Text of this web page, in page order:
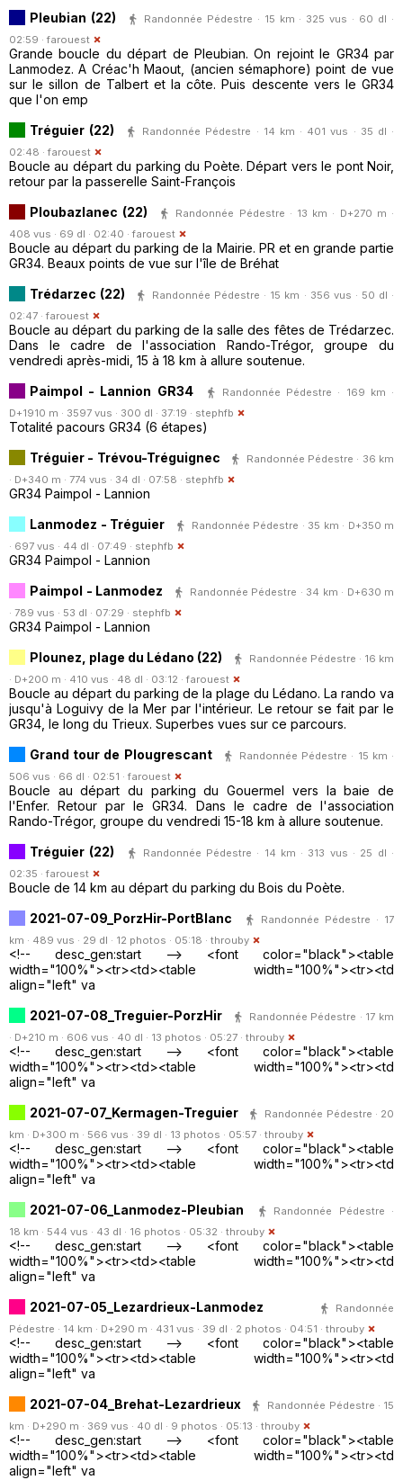
Pleubian (22)
Randonnée Pédestre · 15 km · 325 vus · 60 dl ·
02:59 · farouest
Grande boucle du départ de Pleubian. On rejoint le GR34 par
Lanmodez. A Créac'h Maout, (ancien sémaphore) point de vue
sur le sillon de Talbert et la côte. Puis descente vers le GR34
que l'on emp
Tréguier (22)
Randonnée Pédestre · 14 km · 401 vus · 35 dl ·
02:48 · farouest
Boucle au départ du parking du Poète. Départ vers le pont Noir,
retour par la passerelle Saint-François
Ploubazlanec (22)
Randonnée Pédestre · 13 km · D+270 m ·
408 vus · 69 dl · 02:40 · farouest
Boucle au départ du parking de la Mairie. PR et en grande partie
GR34. Beaux points de vue sur l'île de Bréhat
Trédarzec (22)
Randonnée Pédestre · 15 km · 356 vus · 50 dl ·
02:47 · farouest
Boucle au départ du parking de la salle des fêtes de Trédarzec.
Dans le cadre de l'association Rando-Trégor, groupe du
vendredi après-midi, 15 à 18 km à allure soutenue.
Paimpol - Lannion GR34
Randonnée Pédestre · 169 km ·
D+1910 m · 3597 vus · 300 dl · 37:19 · stephfb
Totalité pacours GR34 (6 étapes)
Tréguier - Trévou-Tréguignec
Randonnée Pédestre · 36 km
· D+340 m · 774 vus · 34 dl · 07:58 · stephfb
GR34 Paimpol - Lannion
Lanmodez - Tréguier
Randonnée Pédestre · 35 km · D+350 m
· 697 vus · 44 dl · 07:49 · stephfb
GR34 Paimpol - Lannion
Paimpol - Lanmodez
Randonnée Pédestre · 34 km · D+630 m
· 789 vus · 53 dl · 07:29 · stephfb
GR34 Paimpol - Lannion
Plounez, plage du Lédano (22)
Randonnée Pédestre · 16 km
· D+200 m · 410 vus · 48 dl · 03:12 · farouest
Boucle au départ du parking de la plage du Lédano. La rando va
jusqu'à Loguivy de la Mer par l'intérieur. Le retour se fait par le
GR34, le long du Trieux. Superbes vues sur ce parcours.
Grand tour de Plougrescant
Randonnée Pédestre · 15 km ·
506 vus · 66 dl · 02:51 · farouest
Boucle au départ du parking du Gouermel vers la baie de
l'Enfer. Retour par le GR34. Dans le cadre de l'association
Rando-Trégor, groupe du vendredi 15-18 km à allure soutenue.
Tréguier (22)
Randonnée Pédestre · 14 km · 313 vus · 25 dl ·
02:35 · farouest
Boucle de 14 km au départ du parking du Bois du Poète.
2021-07-09_PorzHir-PortBlanc
Randonnée Pédestre · 17
km · 489 vus · 29 dl · 12 photos · 05:18 · throuby
<!-- desc_gen:start --> <font color="black"><table
width="100%"><tr><td><table width="100%"><tr><td
align="left" va
2021-07-08_Treguier-PorzHir
Randonnée Pédestre · 17 km
· D+210 m · 606 vus · 40 dl · 13 photos · 05:27 · throuby
<!-- desc_gen:start --> <font color="black"><table
width="100%"><tr><td><table width="100%"><tr><td
align="left" va
2021-07-07_Kermagen-Treguier
Randonnée Pédestre · 20
km · D+300 m · 566 vus · 39 dl · 13 photos · 05:57 · throuby
<!-- desc_gen:start --> <font color="black"><table
width="100%"><tr><td><table width="100%"><tr><td
align="left" va
2021-07-06_Lanmodez-Pleubian
Randonnée Pédestre ·
18 km · 544 vus · 43 dl · 16 photos · 05:32 · throuby
<!-- desc_gen:start --> <font color="black"><table
width="100%"><tr><td><table width="100%"><tr><td
align="left" va
2021-07-05_Lezardrieux-Lanmodez
Randonnée
Pédestre · 14 km · D+290 m · 431 vus · 39 dl · 2 photos · 04:51 · throuby
<!-- desc_gen:start --> <font color="black"><table
width="100%"><tr><td><table width="100%"><tr><td
align="left" va
2021-07-04_Brehat-Lezardrieux
Randonnée Pédestre · 15
km · D+290 m · 369 vus · 40 dl · 9 photos · 05:13 · throuby
<!-- desc_gen:start --> <font color="black"><table
width="100%"><tr><td><table width="100%"><tr><td
align="left" va